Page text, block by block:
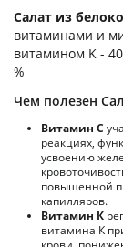
Салат из
витаминами и
витамином K -
%
Чем полезен
Витамин С
реакциях,
усвоению
повышенной
капилляров.
Витамин К
витамина К